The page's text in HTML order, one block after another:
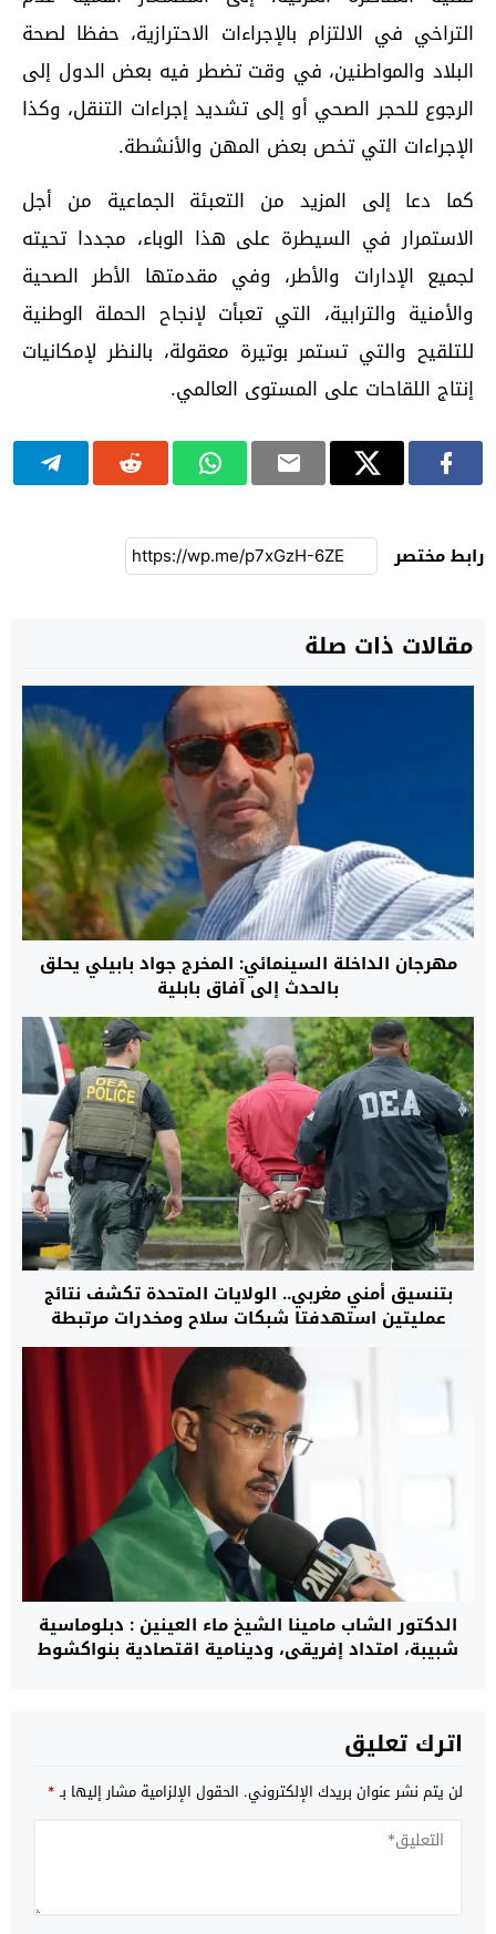
التراخي في الالتزام بالإجراءات الاحترازية، حفظا لصحة
البلاد والمواطنين، في وقت تضطر فيه بعض الدول إلى
الرجوع للحجر الصحي أو إلى تشديد إجراءات التنقل، وكذا
الإجراءات التي تخص بعض المهن والأنشطة.
كما دعا إلى المزيد من التعبئة الجماعية من أجل
الاستمرار في السيطرة على هذا الوباء، مجددا تحيته
لجميع الإدارات والأطر، وفي مقدمتها الأطر الصحية
والأمنية والترابية، التي تعبأت لإنجاح الحملة الوطنية
للتلقيح والتي تستمر بوتيرة معقولة، بالنظر لإمكانيات
إنتاج اللقاحات على المستوى العالمي.
رابط مختصر
مقالات ذات صلة
مهرجان الداخلة السينمائي: المخرج جواد بابيلي يحلق
بالحدث إلى آفاق بابلية
بتنسيق أمني مغربي.. الولايات المتحدة تكشف نتائج
عمليتين استهدفتا شبكات سلاح ومخدرات مرتبطة
بكارتلات ومنظمات مصنفة إرهابية
الدكتور الشاب مامينا الشيخ ماء العينين : دبلوماسية
شبيبة، امتداد إفريقي، ودينامية اقتصادية بنواكشوط
اترك تعليق
لن يتم نشر عنوان بريدك الإلكتروني. الحقول الإلزامية مشار إليها بـ*